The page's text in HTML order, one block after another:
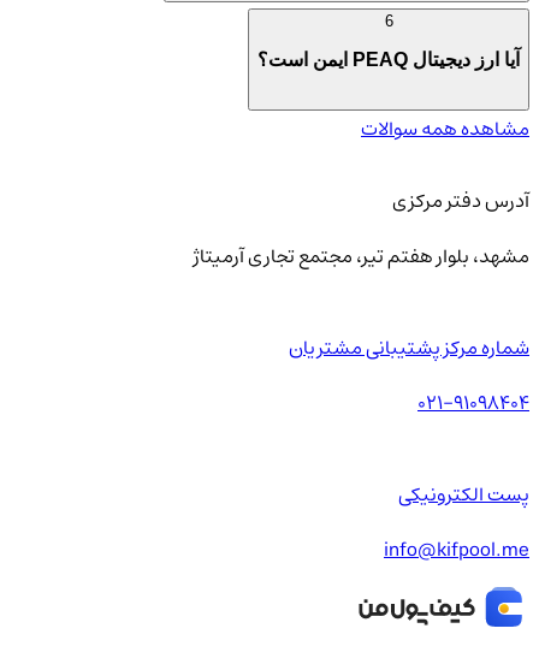
آیا ارز دیجیتال PEAQ ایمن است؟
مشاهده همه سوالات
آدرس دفتر مرکزی
مشهد، بلوار هفتم تیر، مجتمع تجاری آرمیتاژ
شماره مرکز پشتیبانی مشتریان
021-91098404
پست الکترونیکی
info@kifpool.me